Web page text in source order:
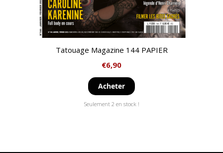
Tatouage Magazine 144 PAPIER
€6,90
Acheter
Seulement 2 en stock !